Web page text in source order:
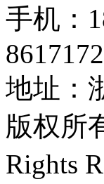
手机：
地址：
版权所
Rights